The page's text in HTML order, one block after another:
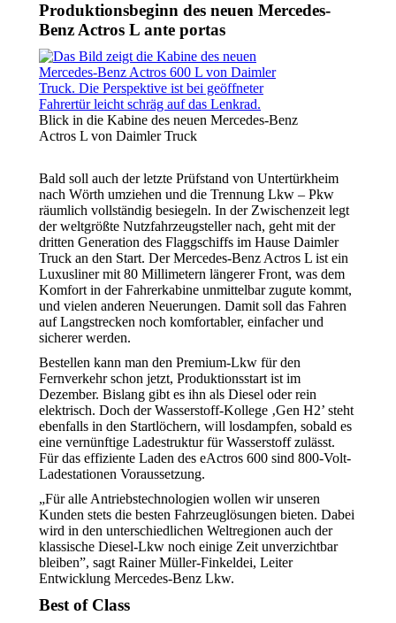
Produktionsbeginn des neuen Mercedes-
Benz Actros L ante portas
Blick in die Kabine des neuen Mercedes-Benz
Actros L von Daimler Truck
Bald soll auch der letzte Prüfstand von Untertürkheim
nach Wörth umziehen und die Trennung Lkw – Pkw
räumlich vollständig besiegeln. In der Zwischenzeit legt
der weltgrößte Nutzfahrzeugsteller nach, geht mit der
dritten Generation des Flaggschiffs im Hause Daimler
Truck an den Start. Der Mercedes-Benz Actros L ist ein
Luxusliner mit 80 Millimetern längerer Front, was dem
Komfort in der Fahrerkabine unmittelbar zugute kommt,
und vielen anderen Neuerungen. Damit soll das Fahren
auf Langstrecken noch komfortabler, einfacher und
sicherer werden.
Bestellen kann man den Premium-Lkw für den
Fernverkehr schon jetzt, Produktionsstart ist im
Dezember. Bislang gibt es ihn als Diesel oder rein
elektrisch. Doch der Wasserstoff-Kollege ‚Gen H2’ steht
ebenfalls in den Startlöchern, will losdampfen, sobald es
eine vernünftige Ladestruktur für Wasserstoff zulässt.
Für das effiziente Laden des eActros 600 sind 800-Volt-
Ladestationen Voraussetzung.
„Für alle Antriebstechnologien wollen wir unseren
Kunden stets die besten Fahrzeuglösungen bieten. Dabei
wird in den unterschiedlichen Weltregionen auch der
klassische Diesel-Lkw noch einige Zeit unverzichtbar
bleiben”, sagt Rainer Müller-Finkeldei, Leiter
Entwicklung Mercedes-Benz Lkw.
Best of Class